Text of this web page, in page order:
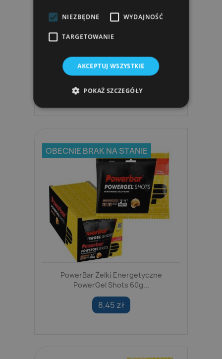
PowerBar Baton Energetyczny
Energize Bar...
9,40 zł
PowerBar Żelki Energetyczne
PowerGel Shots 60g...
8,45 zł
OBECNIE BRAK NA STANIE
NIEZBĘDNE WYDAJNOŚĆ
TARGETOWANIE
AKCEPTUJ WSZYSTKIE
POKAŻ SZCZEGÓŁY